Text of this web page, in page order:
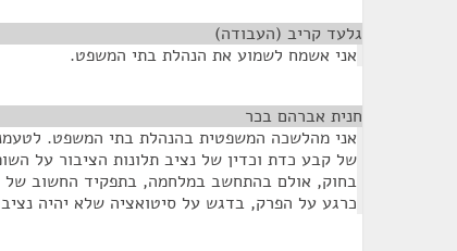
גלעד קריב (העבודה)
אני אשמח לשמוע את הנהלת בתי המשפט.
חנית אברהם בכר
אני מהלשכה המשפטית בהנהלת בתי המשפט.
של קבע כדת וכדין של נציב תלונות הציבור על
בחוק, אולם בהתחשב במלחמה, בתפקיד החשוב של
כרגע על הפרק, בדגש על סיטואציה שלא יהיה